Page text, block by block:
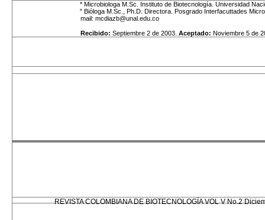
* Microbiologa M.Sc. Instituto de Biotecnología. Universidad
" Bióloga M.Sc., Ph.D. Directora. Posgrado Interfacuttades
mail: mcdiazb@unal.edu.co
Recibido: Septiembre 2 de 2003. Aceptado: Noviembre 5 de
REVISTA COLOMBIANA DE BIOTECNOLOGÍA VOL V No.2